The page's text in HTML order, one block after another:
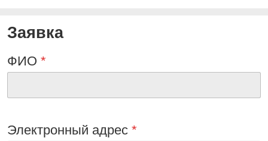
Заявка
ФИО *
Электронный адрес *